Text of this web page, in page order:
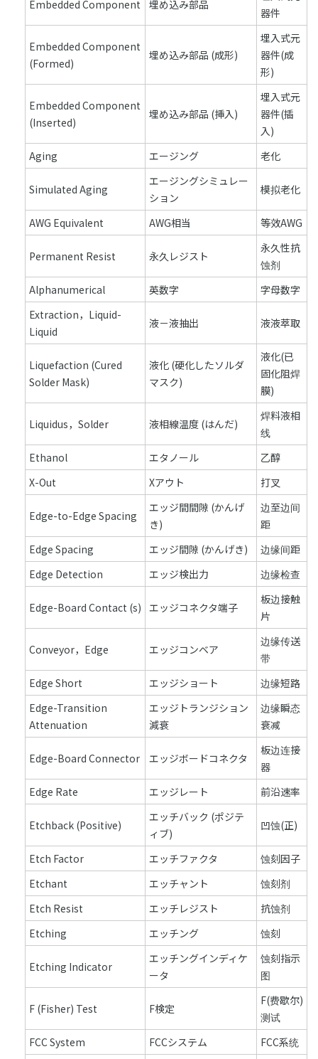
Embedded Component 埋め込み部品
器件
Embedded Component
(Formed)
埋め込み部品 (成形)
埋入式元
器件(成
形)
Embedded Component
(Inserted)
埋め込み部品 (挿入)
埋入式元
器件(插
入)
Aging
エージング 老化
Simulated Aging
エージングシミュレー
ション
模拟老化
AWG Equivalent AWG相当 等效AWG
Permanent Resist 永久レジスト
永久性抗
蚀剂
Alphanumerical
英数字
字母数字
Extraction，Liquid-
Liquid
液－液抽出 液液萃取
Liquefaction (Cured
Solder Mask)
液化 (硬化したソルダ
マスク)
液化(已
固化阻焊
膜)
Liquidus，Solder 液相線温度 (はんだ)
焊料液相
线
Ethanol
エタノール
乙醇
X-Out
Xアウト 打叉
Edge-to-Edge Spacing
エッジ間間隙 (かんげ
き)
边至边间
距
Edge Spacing
エッジ間隙 (かんげき)
边缘间距
Edge Detection
エッジ検出力 边缘检查
Edge-Board Contact (s) エッジコネクタ端子
板边接触
片
Conveyor，Edge エッジコンベア
边缘传送
带
Edge Short
エッジショート
边缘短路
Edge-Transition
Attenuation
エッジトランジション
減衰
边缘瞬态
衰减
Edge-Board Connector エッジボードコネクタ
板边连接
器
Edge Rate
エッジレート 前沿速率
Etchback (Positive)
エッチバック (ポジテ
ィブ)
凹蚀(正)
Etch Factor エッチファクタ
蚀刻因子
Etchant
エッチャント
蚀刻剂
Etch Resist
エッチレジスト
抗蚀剂
Etching
エッチング 蚀刻
Etching Indicator
エッチングインディケ
ータ
蚀刻指示
图
F (Fisher) Test F検定
F(费歇尔)
测试
FCC System
FCCシステム FCC系统